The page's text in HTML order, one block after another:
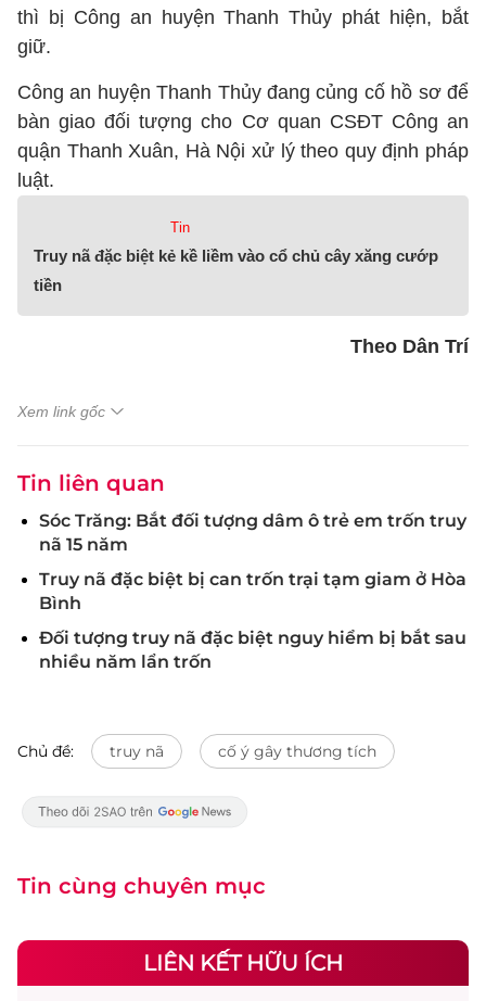
thì bị Công an huyện Thanh Thủy phát hiện, bắt
giữ.
Công an huyện Thanh Thủy đang củng cố hồ sơ để
bàn giao đối tượng cho Cơ quan CSĐT Công an
quận Thanh Xuân, Hà Nội xử lý theo quy định pháp
luật.
Tin
Truy nã đặc biệt kẻ kề liềm vào cổ chủ cây xăng cướp
tiền
Theo Dân Trí
Xem link gốc
Tin liên quan
Sóc Trăng: Bắt đối tượng dâm ô trẻ em trốn truy
nã 15 năm
Truy nã đặc biệt bị can trốn trại tạm giam ở Hòa
Bình
Đối tượng truy nã đặc biệt nguy hiểm bị bắt sau
nhiều năm lẩn trốn
Chủ đề: truy nã cố ý gây thương tích
Tin cùng chuyên mục
LIÊN KẾT HỮU ÍCH